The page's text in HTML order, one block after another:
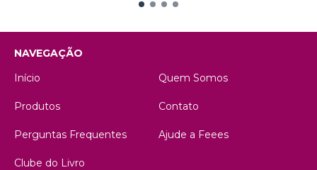
NAVEGAÇÃO
Início
Quem Somos
Produtos Contato
Perguntas Frequentes Ajude a Feees
Clube do Livro